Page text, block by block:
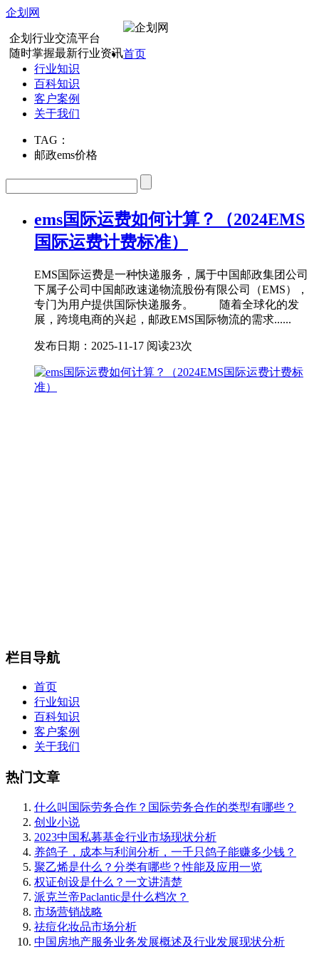
企划网
企划行业交流平台
随时掌握最新行业资讯首页
行业知识
百科知识
客户案例
关于我们
TAG：
邮政ems价格
ems国际运费如何计算？（2024EMS
国际运费计费标准）
EMS国际运费是一种快递服务，属于中国邮政集团公司
下属子公司中国邮政速递物流股份有限公司（EMS），
专门为用户提供国际快递服务。 随着全球化的发
展，跨境电商的兴起，邮政EMS国际物流的需求......
发布日期：2025-11-17 阅读23次
栏目导航
首页
行业知识
百科知识
客户案例
关于我们
热门文章
什么叫国际劳务合作？国际劳务合作的类型有哪些？
创业小说
2023中国私募基金行业市场现状分析
养鸽子，成本与利润分析，一千只鸽子能赚多少钱？
聚乙烯是什么？分类有哪些？性能及应用一览
权证创设是什么？一文讲清楚
派克兰帝Paclantic是什么档次？
市场营销战略
祛痘化妆品市场分析
中国房地产服务业务发展概述及行业发展现状分析